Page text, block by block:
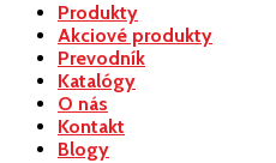
Produkty
Akciové produkty
Prevodník
Katalógy
O nás
Kontakt
Blogy